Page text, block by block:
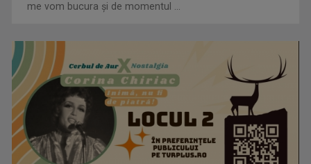
TELEȘCOALA: Matematică, clasa a VIII-a, „Relaţii metrice
me vom bucura şi de momentul ...